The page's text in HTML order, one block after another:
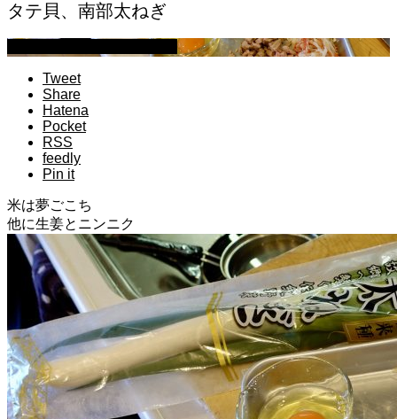
タテ貝、南部太ねぎ
Tweet
Share
Hatena
Pocket
RSS
feedly
Pin it
米は夢ごこち
他に生姜とニンニク